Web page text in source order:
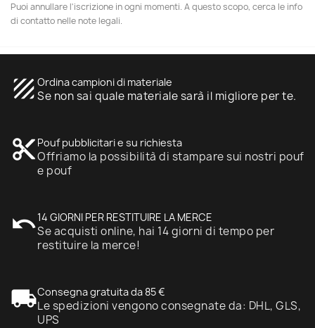
Puoi annullare l'iscrizione in ogni momenti. A questo scopo, cerca le info
di contatto nelle note legali.
texture Ordina campioni di materiale
Se non sai quale materiale sarà il migliore per te.
content_cut Pouf pubblicitari e su richiesta
Offriamo la possibilità di stampare sui nostri pouf
e pouf
undo14 GIORNI PER RESTITUIRE LA MERCE
Se acquisti online, hai 14 giorni di tempo per
restituire la merce!
local_shippingConsegna gratuita da 85 €
Le spedizioni vengono consegnate da: DHL, GLS,
UPS